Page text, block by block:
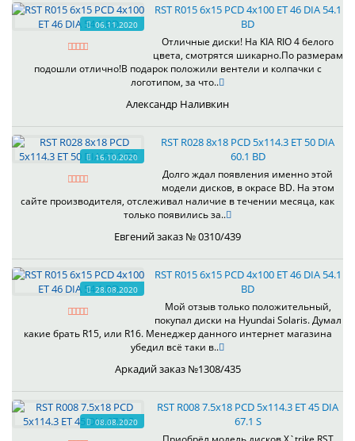
06.11.2020
RST R015 6x15 PCD 4x100 ET 46 DIA 54.1
BD
Отличные диски! На KIA RIO 4 белого
цвета, смотрятся шикарно.По размерам
подошли отлично!В подарок положили вентели и колпачки с
логотипом, за что..
Александр Наливкин
16.10.2020
RST R028 8x18 PCD 5x114.3 ET 50 DIA
60.1 BD
Долго ждал появления именно этой
модели дисков, в окрасе BD. На этом
сайте производителя, отслеживал наличие в течении месяца, как
только появились за..
Евгений заказ № 0310/439
28.08.2020
RST R015 6x15 PCD 4x100 ET 46 DIA 54.1
BD
Мой отзыв только положительный,
покупал диски на Hyundai Solaris. Думал
какие брать R15, или R16. Менеджер данного интернет магазина
убедил всё таки в..
Аркадий заказ №1308/435
08.08.2020
RST R008 7.5x18 PCD 5x114.3 ET 45 DIA
67.1 S